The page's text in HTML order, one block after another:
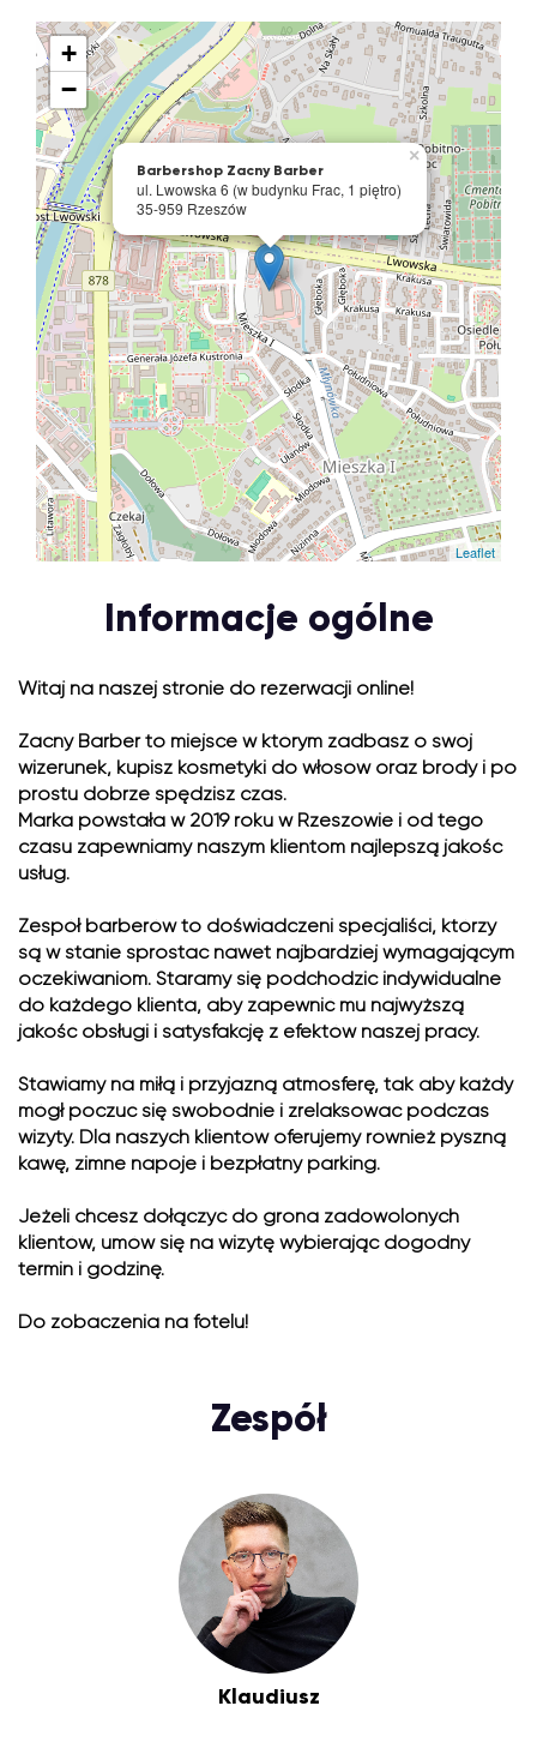
Barbershop Zacny Barber
ul. Lwowska 6 (w budynku Frac, 1 piętro)
35-959 Rzeszów
×
+
−
Leaflet
Informacje ogólne
Witaj na naszej stronie do rezerwacji online!
Zacny Barber to miejsce w którym zadbasz o swój
wizerunek, kupisz kosmetyki do włosów oraz brody i po
prostu dobrze spędzisz czas.
Marka powstała w 2019 roku w Rzeszowie i od tego
czasu zapewniamy naszym klientom najlepszą jakość
usług.
Zespół barberów to doświadczeni specjaliści, którzy
są w stanie sprostać nawet najbardziej wymagającym
oczekiwaniom. Staramy się podchodzić indywidualne
do każdego klienta, aby zapewnić mu najwyższą
jakość obsługi i satysfakcję z efektów naszej pracy.
Stawiamy na miłą i przyjazną atmosferę, tak aby każdy
mógł poczuć się swobodnie i zrelaksować podczas
wizyty. Dla naszych klientów oferujemy również pyszną
kawę, zimne napoje i bezpłatny parking.
Jeżeli chcesz dołączyć do grona zadowolonych
klientów, umów się na wizytę wybierając dogodny
termin i godzinę.
Do zobaczenia na fotelu!
Zespół
Klaudiusz